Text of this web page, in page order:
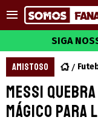
SIGA
AMISTOSO
Messi
mágico para